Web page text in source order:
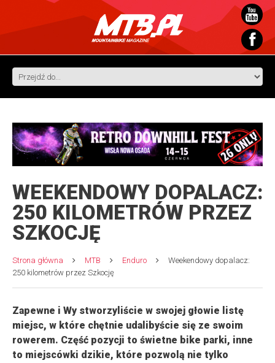
WEEKENDOWY DOPALACZ:
250 KILOMETRÓW PRZEZ
SZKOCJĘ
Strona główna MTB Enduro
Weekendowy dopalacz:
250 kilometrów przez Szkocję
Zapewne i Wy stworzyliście w swojej głowie listę
miejsc, w które chętnie udalibyście się ze swoim
rowerem. Część pozycji to świetne bike parki, inne
to miejscówki dzikie, które pozwolą nie tylko